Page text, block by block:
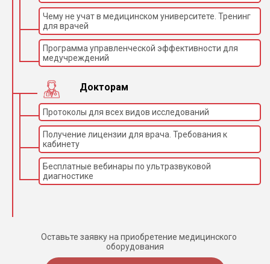
Чему не учат в медицинском университете. Тренинг
для врачей
Программа управленческой эффективности для
медучреждений
Докторам
Протоколы для всех видов исследований
Получение лицензии для врача. Требования к
кабинету
Бесплатные вебинары по ультразвуковой
диагностике
Оставьте заявку на приобретение медицинского
оборудования